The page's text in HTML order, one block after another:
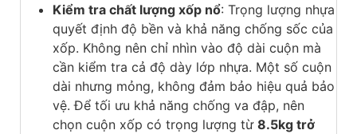
Kiểm tra chất lượng xốp nổ: Trọng lượng nhựa
quyết định độ bền và khả năng chống sốc của
xốp. Không nên chỉ nhìn vào độ dài cuộn mà
cần kiểm tra cả độ dày lớp nhựa. Một số cuộn
dài nhưng mỏng, không đảm bảo hiệu quả bảo
vệ. Để tối ưu khả năng chống va đập, nên
chọn cuộn xốp có trọng lượng từ 8.5kg trở